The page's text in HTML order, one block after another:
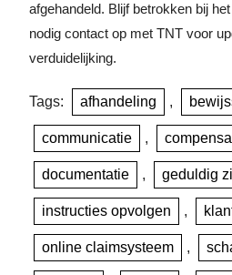
afgehandeld. Blijf betrokken bij
nodig contact op met TNT voor
verduidelijking.
Tags: afhandeling ,
communicatie ,
documentatie , geduldig
instructies opvolgen ,
online claimsysteem ,